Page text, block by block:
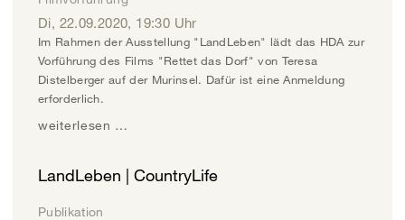
Di, 22.09.2020, 19:30 Uhr
Im Rahmen der Ausstellung "LandLeben" lädt das HDA zur
Vorführung des Films "Rettet das Dorf" von Teresa
Distelberger auf der Murinsel. Dafür ist eine Anmeldung
erforderlich.
weiterlesen …
LandLeben | CountryLife
Publikation